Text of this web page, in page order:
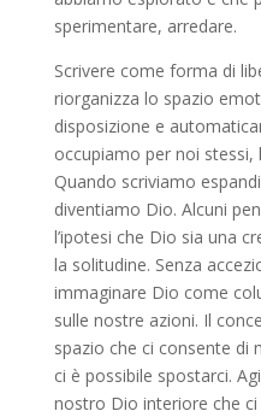
sperimentare, arredare.
Scrivere come forma di
riorganizza lo spazio
disposizione e
occupiamo per noi stessi,
Quando scriviamo
diventiamo Dio. Alcuni
l’ipotesi che Dio sia una
la solitudine. Senza
immaginare Dio come
sulle nostre azioni. Il
spazio che ci consente di
ci è possibile spostarci.
nostro Dio interiore che